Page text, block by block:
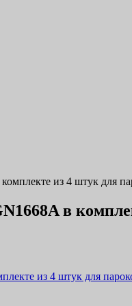
из 4 штук для
в